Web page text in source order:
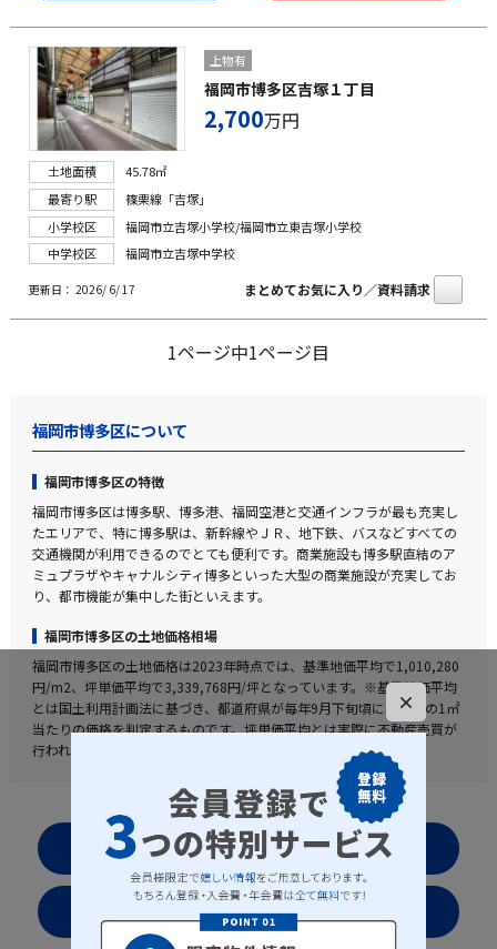
上物有
福岡市博多区吉塚１丁目
2,700万円
土地面積
45.78㎡
最寄り駅
篠栗線「吉塚」
小学校区
福岡市立吉塚小学校/福岡市立東吉塚小学校
中学校区
福岡市立吉塚中学校
更新日： 2026/ 6/ 17 まとめてお気に入り／資料請求
1ページ中1ページ目
福岡市博多区について
福岡市博多区の特徴
福岡市博多区は博多駅、博多港、福岡空港と交通インフラが最も充実し
たエリアで、特に博多駅は、新幹線やＪＲ、地下鉄、バスなどすべての
交通機関が利用できるのでとても便利です。商業施設も博多駅直結のア
ミュプラザやキャナルシティ博多といった大型の商業施設が充実してお
り、都市機能が集中した街といえます。
福岡市博多区の土地価格相場
福岡市博多区の土地価格は2023年時点では、基準地価平均で1,010,280
円/m2、坪単価平均で3,339,768円/坪となっています。※基準地価平均
とは国土利用計画法に基づき、都道府県が毎年9月下旬頃に基準地の1㎡
当たりの価格を判定するものです。坪単価平均とは実際に不動産売買が
行われている値段を表した実勢値となります。
お気に入りリストを見る
×